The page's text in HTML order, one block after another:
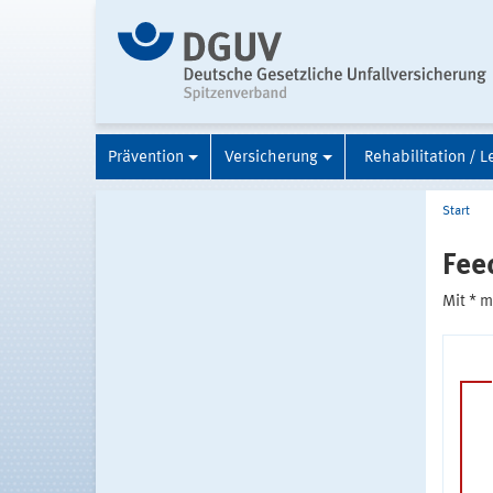
Prävention Versicherung Rehabilitation /
Start
Mit *